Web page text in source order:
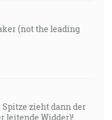
(not the leading
zieht dann der
leitende Widder)!